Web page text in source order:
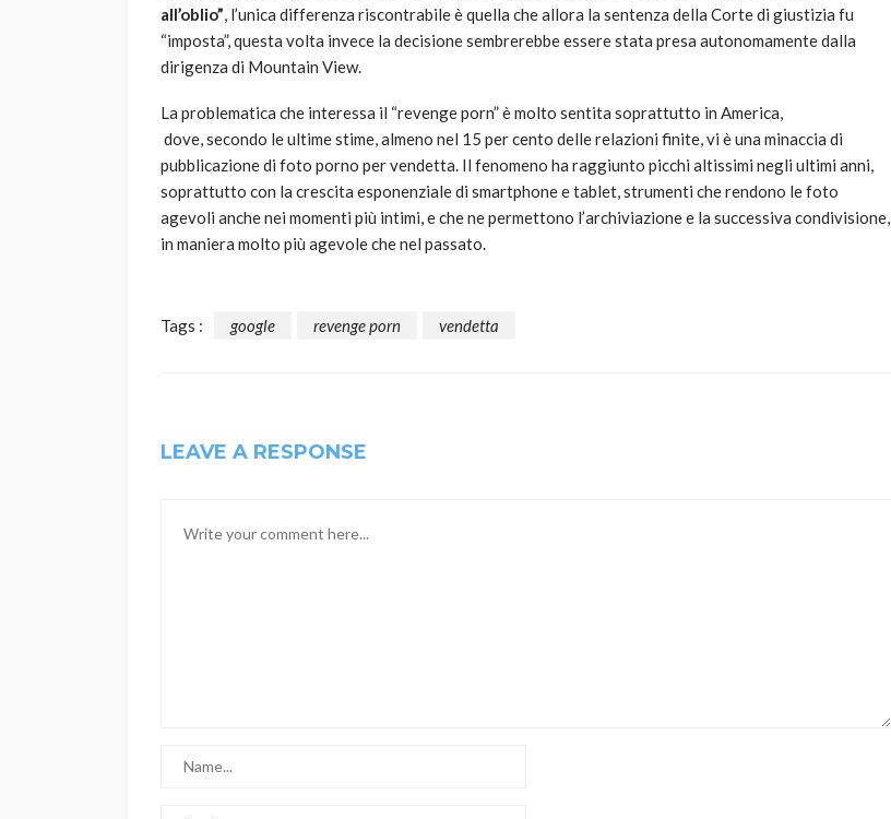
all’oblio”, l’unica differenza riscontrabile è quella che allora la sentenza della Corte di giustizia fu
“imposta”, questa volta invece la decisione sembrerebbe essere stata presa autonomamente dalla
dirigenza di Mountain View.
La problematica che interessa il “revenge porn” è molto sentita soprattutto in America,
dove, secondo le ultime stime, almeno nel 15 per cento delle relazioni finite, vi è una minaccia di
pubblicazione di foto porno per vendetta. Il fenomeno ha raggiunto picchi altissimi negli ultimi anni,
soprattutto con la crescita esponenziale di smartphone e tablet, strumenti che rendono le foto
agevoli anche nei momenti più intimi, e che ne permettono l’archiviazione e la successiva condivisione,
in maniera molto più agevole che nel passato.
Tags : google revenge porn vendetta
LEAVE A RESPONSE